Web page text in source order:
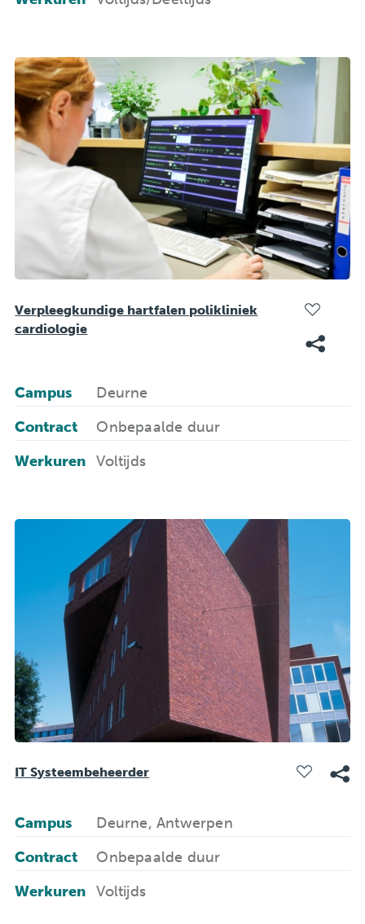
Verpleegkundige hartfalen polikliniek
cardiologie
Campus
Deurne
Contract
Onbepaalde duur
Werkuren
Voltijds
IT Systeembeheerder
Campus
Deurne, Antwerpen
Contract
Onbepaalde duur
Werkuren
Voltijds